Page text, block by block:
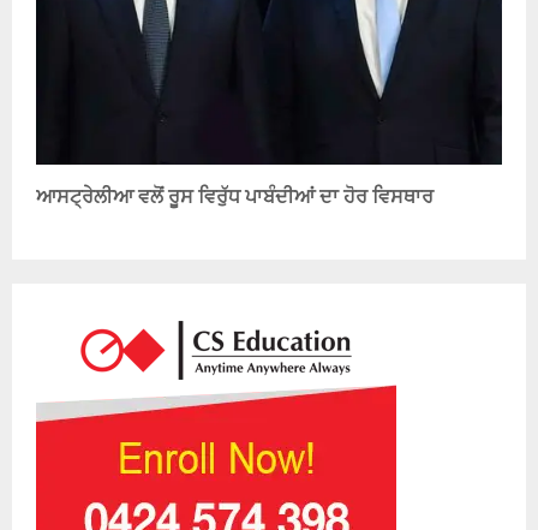
ਆਸਟ੍ਰੇਲੀਆ ਵਲੋਂ ਰੂਸ ਵਿਰੁੱਧ ਪਾਬੰਦੀਆਂ ਦਾ ਹੋਰ ਵਿਸਥਾਰ